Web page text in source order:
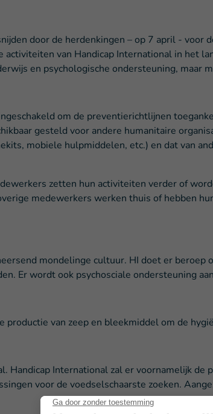
door de herdenkingen – op 7 april -
activiteiten van Handicap International in het
en psychologische ondersteuning, maar
om de preventierichtlijnen
gesteld voor andere humanitaire
mobiele hulpmiddelen, etc.) en dat van
zetten hun activiteiten verder of
medewerkers werken thuis of hebben
mondelinge cultuur. HI doet er
Er wordt ook psychosciale ondersteuning
productie van zeep en bleekmiddel om de
Handicap International zal er voornamelijk
voor de voedselschaarste zoeken.